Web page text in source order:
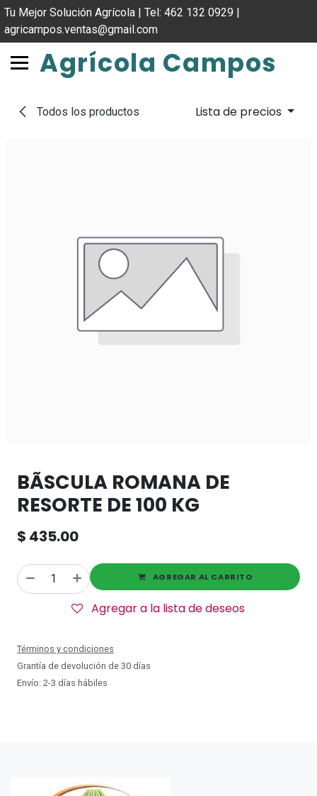
Tu Mejor Solución Agrícola | Tel: 462 132 0929 |
agricampos.ventas@gmail.com
Agrícola Campos
Todos los productos Lista de precios
BÃSCULA ROMANA DE
RESORTE DE 100 KG
$ 435.00
AGREGAR AL CARRITO
Agregar a la lista de deseos
Términos y condiciones
Grantía de devolución de 30 días
Envío: 2-3 días hábiles